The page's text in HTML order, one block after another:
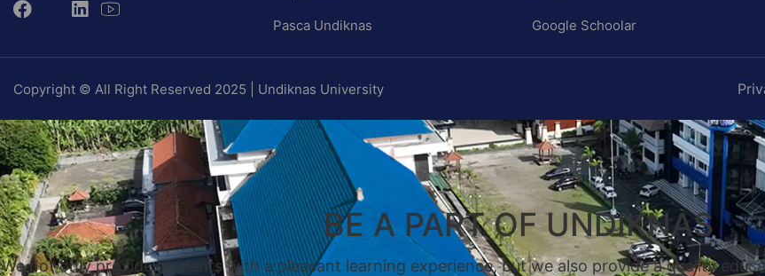
Pasca Undiknas Google Schoolar
Copyright © All Right Reserved 2025 | Undiknas University
BE A PART OF UNDIKNAS
We not only provide students with a pleasant learning experience, but we also provide a quality